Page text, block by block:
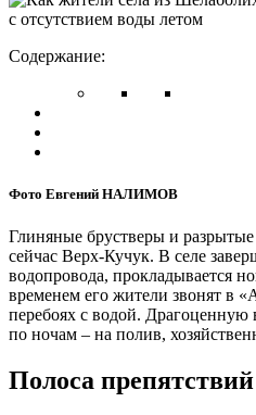
Содержание:
Фото Евгений НАЛИМОВ
Глиняные брустверы и
сейчас Верх-Кучук. В селе
водопровода, прокладывается
временем его жители звонят в
перебоях с водой. Драгоценную
по ночам – на полив,
Полоса препятствий